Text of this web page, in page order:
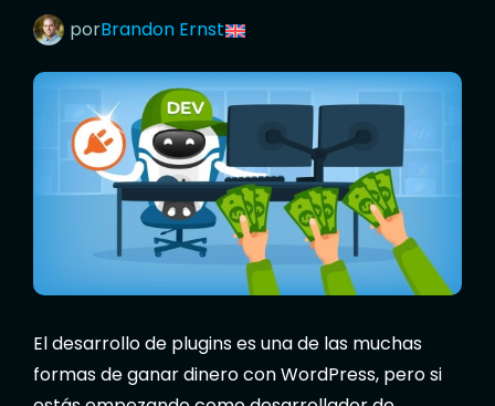
porBrandon Ernst
El desarrollo de plugins es una de las muchas
formas de ganar dinero con WordPress, pero si